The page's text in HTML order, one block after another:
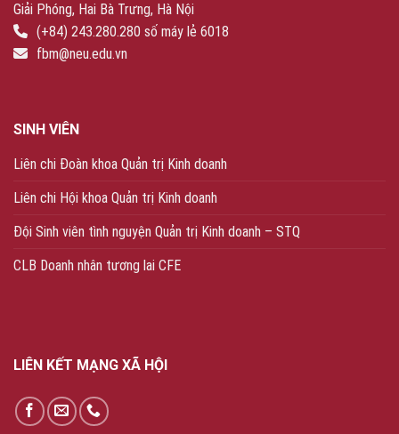
Giải Phóng, Hai Bà Trưng, Hà Nội
(+84) 243.280.280 số máy lẻ 6018
fbm@neu.edu.vn
SINH VIÊN
Liên chi Đoàn khoa Quản trị Kinh doanh
Liên chi Hội khoa Quản trị Kinh doanh
Đội Sinh viên tình nguyện Quản trị Kinh doanh – STQ
CLB Doanh nhân tương lai CFE
LIÊN KẾT MẠNG XÃ HỘI